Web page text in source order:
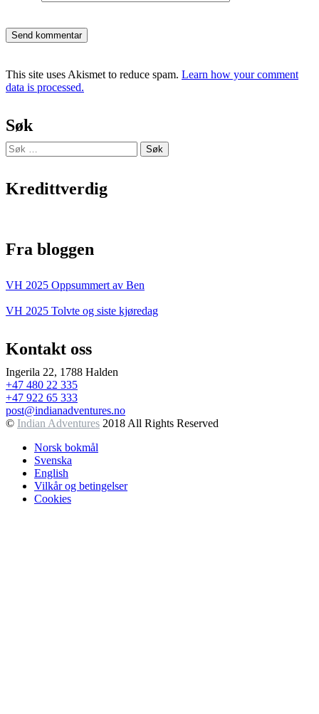
Send kommentar
This site uses Akismet to reduce spam. Learn how your comment
data is processed.
Søk
Søk
etter:
Kredittverdig
Fra bloggen
VH 2025 Oppsummert av Ben
VH 2025 Tolvte og siste kjøredag
Kontakt oss
Ingerila 22, 1788 Halden
+47 480 22 335
+47 922 65 333
post@indianadventures.no
© Indian Adventures 2018 All Rights Reserved
Norsk bokmål
Svenska
English
Vilkår og betingelser
Cookies